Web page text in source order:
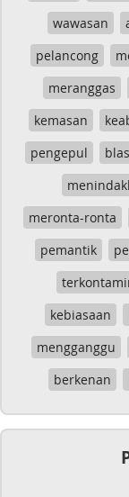
wawasan
pelancong
meranggas
kemasan
pengepul
meronta-ronta
pemantik
kebiasaan
mengganggu
berkenan